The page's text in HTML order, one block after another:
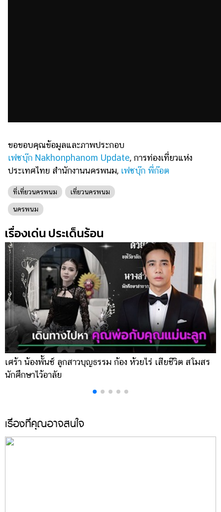
ขอขอบคุณข้อมูลและภาพประกอบ
เฟซบุ๊ก Nakhonphanom Update, การท่องเที่ยวแห่ง
ประเทศไทย สำนักงานนครพนม, เฟซบุ๊ก พี่ก๊อต
ที่เที่ยวนครพนม เที่ยวนครพนม
นครพนม
เรื่องเด่น ประเด็นร้อน
เศร้า น้องพั้นช์ ลูกสาวบุญธรรม ก้อง ห้วยไร่ เสียชีวิต สโมสร
นักศึกษาไว้อาลัย
เรื่องที่คุณอาจสนใจ